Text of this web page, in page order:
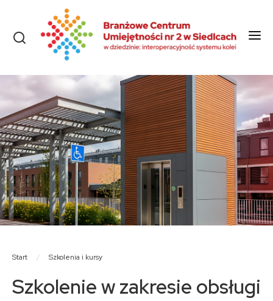
Start
Aktualności
Szkolenia i kursy
Olimpiady
Konkursy
Rekrutacja
Dokumenty
Kontakt
Start / Szkolenia i kursy
Szkolenie w zakresie obsługi